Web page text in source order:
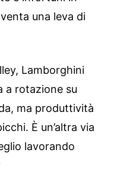
una leva di
Lamborghini
a rotazione su
ma produttività
È un’altra via
lavorando